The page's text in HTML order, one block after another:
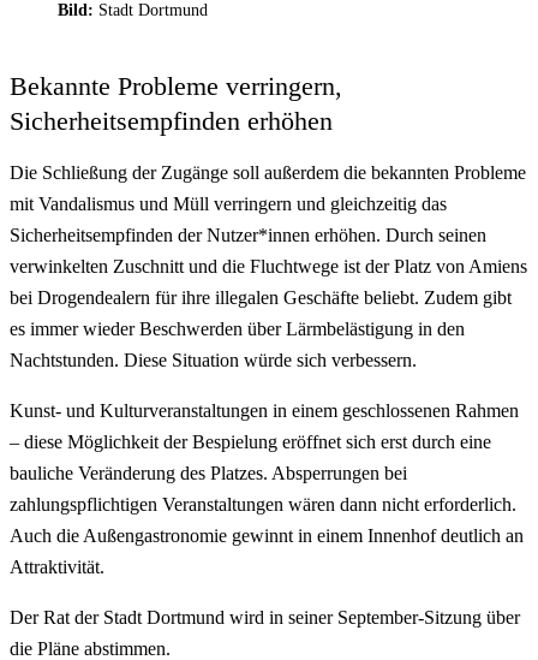
Bild: Stadt Dortmund
Bekannte Probleme verringern,
Sicherheitsempfinden erhöhen
Die Schließung der Zugänge soll außerdem die bekannten Probleme
mit Vandalismus und Müll verringern und gleichzeitig das
Sicherheitsempfinden der Nutzer*innen erhöhen. Durch seinen
verwinkelten Zuschnitt und die Fluchtwege ist der Platz von Amiens
bei Drogendealern für ihre illegalen Geschäfte beliebt. Zudem gibt
es immer wieder Beschwerden über Lärmbelästigung in den
Nachtstunden. Diese Situation würde sich verbessern.
Kunst- und Kulturveranstaltungen in einem geschlossenen Rahmen
– diese Möglichkeit der Bespielung eröffnet sich erst durch eine
bauliche Veränderung des Platzes. Absperrungen bei
zahlungspflichtigen Veranstaltungen wären dann nicht erforderlich.
Auch die Außengastronomie gewinnt in einem Innenhof deutlich an
Attraktivität.
Der Rat der Stadt Dortmund wird in seiner September-Sitzung über
die Pläne abstimmen.